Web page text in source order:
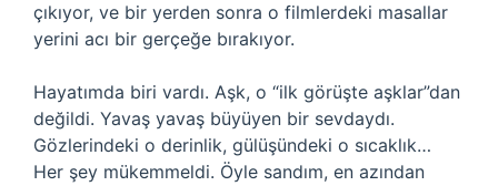
çıkıyor, ve bir yerden sonra o filmlerdeki masallar
yerini acı bir gerçeğe bırakıyor.
Hayatımda biri vardı. Aşk, o “ilk görüşte aşklar”dan
değildi. Yavaş yavaş büyüyen bir sevdaydı.
Gözlerindeki o derinlik, gülüşündeki o sıcaklık…
Her şey mükemmeldi. Öyle sandım, en azından